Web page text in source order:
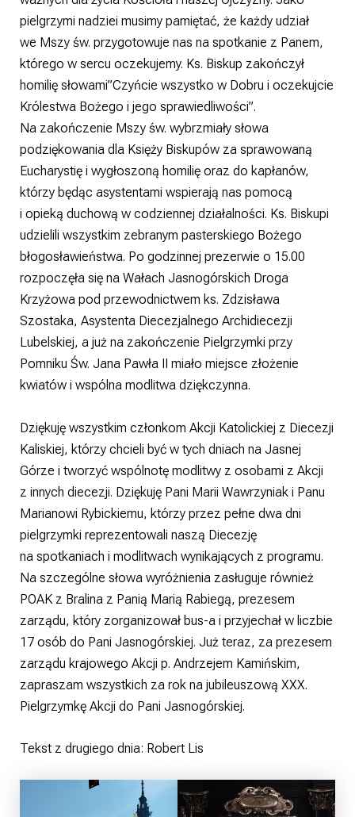
pielgrzymi nadziei musimy pamiętać, że każdy udział
we Mszy św. przygotowuje nas na spotkanie z Panem,
którego w sercu oczekujemy. Ks. Biskup zakończył
homilię słowami”Czyńcie wszystko w Dobru i oczekujcie
Królestwa Bożego i jego sprawiedliwości”.
Na zakończenie Mszy św. wybrzmiały słowa
podziękowania dla Księży Biskupów za sprawowaną
Eucharystię i wygłoszoną homilię oraz do kapłanów,
którzy będąc asystentami wspierają nas pomocą
i opieką duchową w codziennej działalności. Ks. Biskupi
udzielili wszystkim zebranym pasterskiego Bożego
błogosławieństwa. Po godzinnej prezerwie o 15.00
rozpoczęła się na Wałach Jasnogórskich Droga
Krzyżowa pod przewodnictwem ks. Zdzisława
Szostaka, Asystenta Diecezjalnego Archidiecezji
Lubelskiej, a już na zakończenie Pielgrzymki przy
Pomniku Św. Jana Pawła II miało miejsce złożenie
kwiatów i wspólna modlitwa dziękczynna.
Dziękuję wszystkim członkom Akcji Katolickiej z Diecezji
Kaliskiej, którzy chcieli być w tych dniach na Jasnej
Górze i tworzyć wspólnotę modlitwy z osobami z Akcji
z innych diecezji. Dziękuję Pani Marii Wawrzyniak i Panu
Marianowi Rybickiemu, którzy przez pełne dwa dni
pielgrzymki reprezentowali naszą Diecezję
na spotkaniach i modlitwach wynikających z programu.
Na szczególne słowa wyróżnienia zasługuje również
POAK z Bralina z Panią Marią Rabiegą, prezesem
zarządu, który zorganizował bus-a i przyjechał w liczbie
17 osób do Pani Jasnogórskiej. Już teraz, za prezesem
zarządu krajowego Akcji p. Andrzejem Kamińskim,
zapraszam wszystkich za rok na jubileuszową XXX.
Pielgrzymkę Akcji do Pani Jasnogórskiej.
Tekst z drugiego dnia: Robert Lis